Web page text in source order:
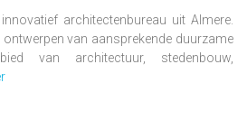
architectenbureau uit Almere.
van aansprekende duurzame
van architectuur, stedenbouw,